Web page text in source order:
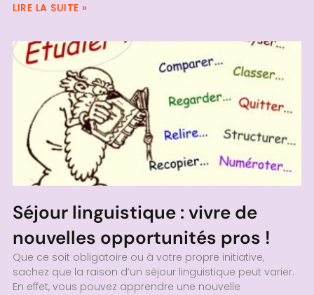
LIRE LA SUITE »
Séjour linguistique : vivre de
nouvelles opportunités pros !
Que ce soit obligatoire ou à votre propre initiative,
sachez que la raison d’un séjour linguistique peut varier.
En effet, vous pouvez apprendre une nouvelle